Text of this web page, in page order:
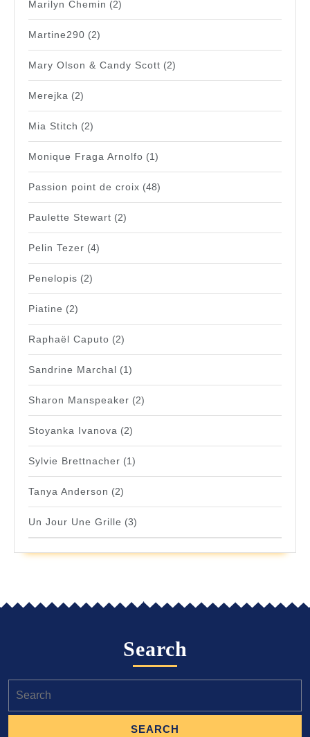
Marilyn Chemin (2)
Martine290 (2)
Mary Olson & Candy Scott (2)
Merejka (2)
Mia Stitch (2)
Monique Fraga Arnolfo (1)
Passion point de croix (48)
Paulette Stewart (2)
Pelin Tezer (4)
Penelopis (2)
Piatine (2)
Raphaël Caputo (2)
Sandrine Marchal (1)
Sharon Manspeaker (2)
Stoyanka Ivanova (2)
Sylvie Brettnacher (1)
Tanya Anderson (2)
Un Jour Une Grille (3)
Search
for: